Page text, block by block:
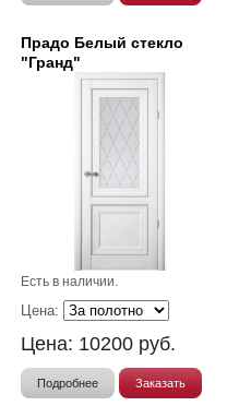
Прадо Белый стекло
"Гранд"
Есть в наличии.
Цена:
Цена: 10200 руб.
Подробнее Заказать